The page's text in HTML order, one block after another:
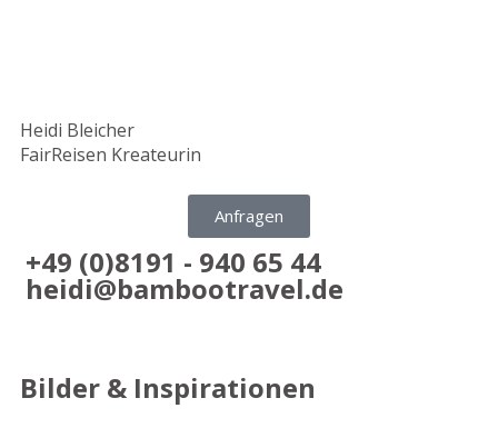
Heidi Bleicher
FairReisen Kreateurin
Anfragen
+49 (0)8191 - 940 65 44
heidi@bambootravel.de
Bilder & Inspirationen